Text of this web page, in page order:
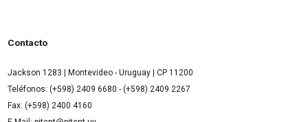
Contacto
Jackson 1283 | Montevideo - Uruguay | CP 11200
Teléfonos: (+598) 2409 6680 - (+598) 2409 2267
Fax: (+598) 2400 4160